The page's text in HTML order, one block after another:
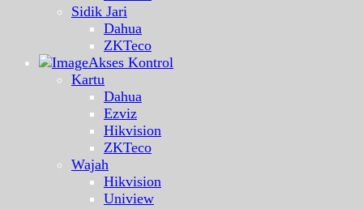
Sidik Jari
Dahua
ZKTeco
Akses Kontrol
Kartu
Dahua
Ezviz
Hikvision
ZKTeco
Wajah
Hikvision
Uniview